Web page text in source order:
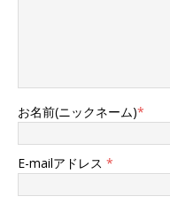
お名前(ニックネーム)*
E-mailアドレス *